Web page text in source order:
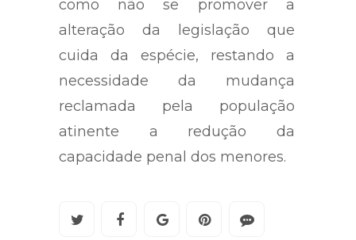
como não se promover a
alteração da legislação que
cuida da espécie, restando a
necessidade da mudança
reclamada pela população
atinente a redução da
capacidade penal dos menores.